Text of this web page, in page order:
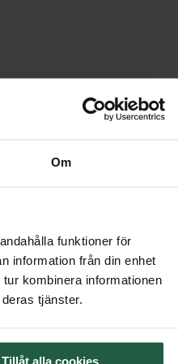
Om
funktioner för
information från din enhet
kombinera informationen
tjänster.
Tillåt alla cookies